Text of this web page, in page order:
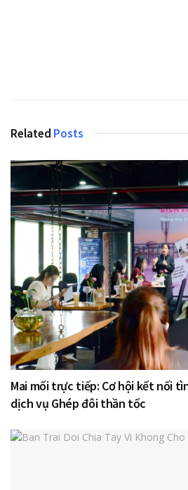
Related Posts
Mai mối trực tiếp: Cơ hội kết nối
dịch vụ Ghép đôi thần tốc